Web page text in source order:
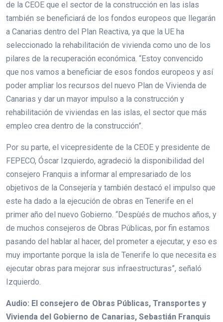
de la CEOE que el sector de la construcción en las islas
también se beneficiará de los fondos europeos que llegarán
a Canarias dentro del Plan Reactiva, ya que la UE ha
seleccionado la rehabilitación de vivienda como uno de los
pilares de la recuperación económica. “Estoy convencido
que nos vamos a beneficiar de esos fondos europeos y así
poder ampliar los recursos del nuevo Plan de Vivienda de
Canarias y dar un mayor impulso a la construcción y
rehabilitación de viviendas en las islas, el sector que más
empleo crea dentro de la construcción”.
Por su parte, el vicepresidente de la CEOE y presidente de
FEPECO, Óscar Izquierdo, agradeció la disponibilidad del
consejero Franquis a informar al empresariado de los
objetivos de la Consejería y también destacó el impulso que
este ha dado a la ejecución de obras en Tenerife en el
primer año del nuevo Gobierno. “Despùés de muchos años, y
de muchos consejeros de Obras Públicas, por fin estamos
pasando del hablar al hacer, del prometer a ejecutar, y eso es
muy importante porque la isla de Tenerife lo que necesita es
ejecutar obras para mejorar sus infraestructuras”, señaló
Izquierdo.
Audio: El consejero de Obras Públicas, Transportes y
Vivienda del Gobierno de Canarias, Sebastián Franquis